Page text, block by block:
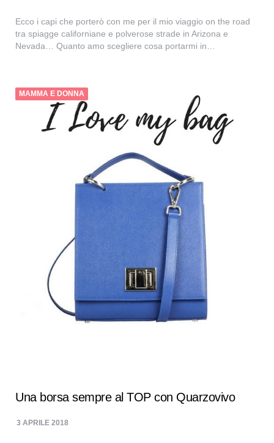
Ecco i capi che porterò con me per il mio viaggio on the road
tra spiagge californiane e polverose strade in Arizona e
Nevada… Quanto amo scegliere cosa portarmi in…
MAMMA E DONNA
Una borsa sempre al TOP con Quarzovivo
3 APRILE 2018